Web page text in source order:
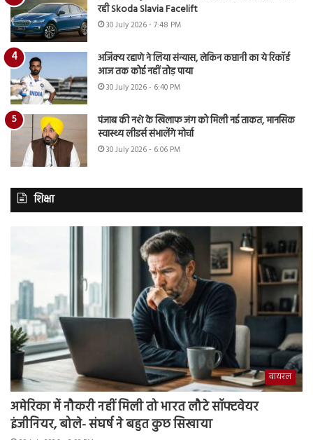
रही Skoda Slavia Facelift
30 July 2026 - 7:48 PM
अजिंक्य रहाणे ने लिया संन्यास, लेकिन कप्तानी का ये रिकॉर्ड
आज तक कोई नहीं तोड़ पाया
30 July 2026 - 6:40 PM
पंजाब की नशे के खिलाफ जंग को मिली नई ताकत, मानसिक
स्वास्थ्य लीडर्स संभालेंगे मोर्चा
30 July 2026 - 6:06 PM
शिक्षा
वायरल
अमेरिका में नौकरी नहीं मिली तो भारत लौटे सॉफ्टवेयर
इंजीनियर, बोले- संघर्ष ने बहुत कुछ सिखाया